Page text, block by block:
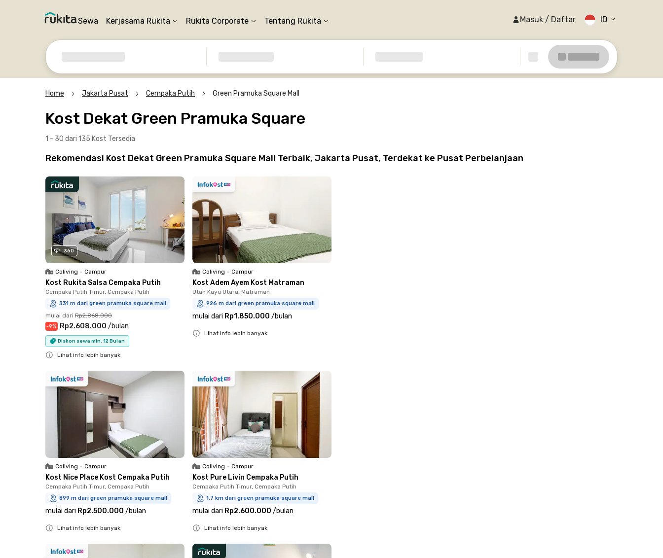
Sewa Kerjasama Rukita Rukita Corporate Tentang Rukita Masuk / Daftar ID
Home Jakarta Pusat Cempaka Putih Green Pramuka Square Mall
Kost Dekat Green Pramuka Square
1 - 30 dari 135 Kost Tersedia
Rekomendasi Kost Dekat Green Pramuka Square Mall Terbaik, Jakarta Pusat, Terdekat ke Pusat Perbelanjaan
360
Coliving • Campur
Kost Rukita Salsa Cempaka Putih
Cempaka Putih Timur, Cempaka Putih
331 m dari green pramuka square mall
mulai dari Rp2.868.000
-9% Rp2.608.000 /bulan
Diskon sewa min. 12 Bulan
Lihat info lebih banyak
Coliving • Campur
Kost Adem Ayem Kost Matraman
Utan Kayu Utara, Matraman
926 m dari green pramuka square mall
mulai dari Rp1.850.000 /bulan
Lihat info lebih banyak
Coliving • Campur
Kost Nice Place Kost Cempaka Putih
Cempaka Putih Timur, Cempaka Putih
899 m dari green pramuka square mall
mulai dari Rp2.500.000 /bulan
Lihat info lebih banyak
Coliving • Campur
Kost Pure Livin Cempaka Putih
Cempaka Putih Timur, Cempaka Putih
1.7 km dari green pramuka square mall
mulai dari Rp2.600.000 /bulan
Lihat info lebih banyak